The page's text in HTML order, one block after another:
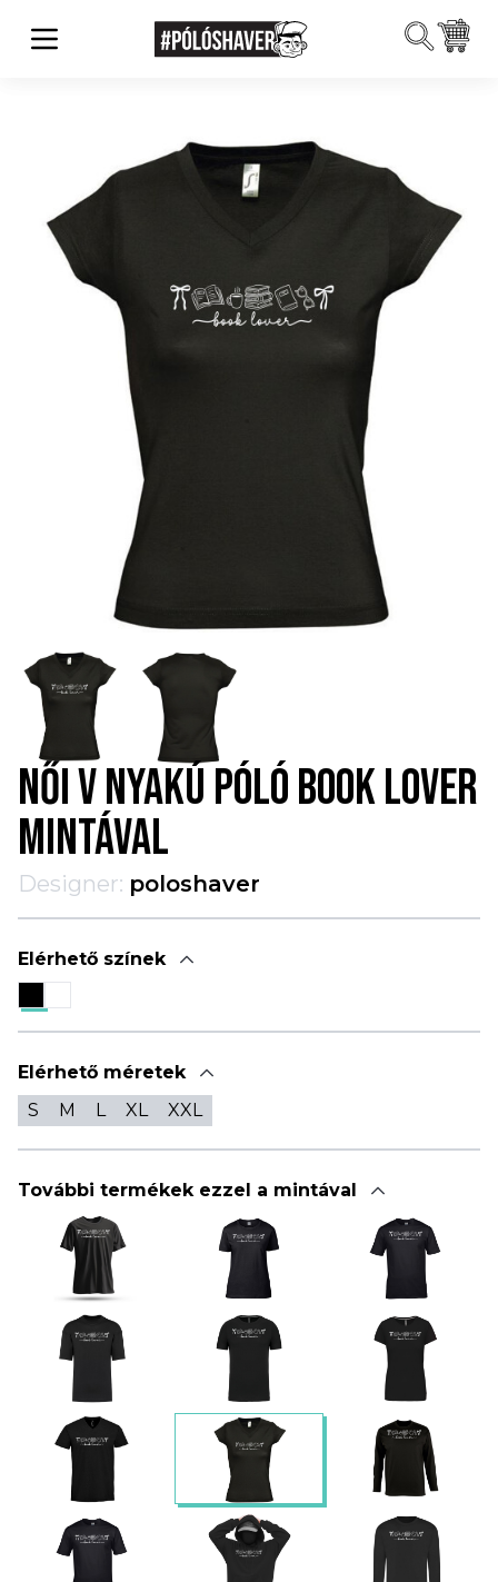
NŐI V NYAKÚ PÓLÓ BOOK LOVER
MINTÁVAL
Designer: poloshaver
Elérhető színek
Elérhető méretek
S
M L XL XXL
További termékek ezzel a mintával